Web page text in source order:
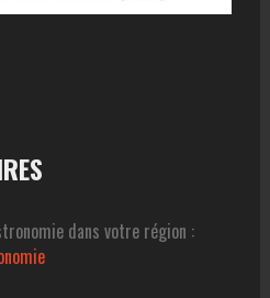
dans votre région :